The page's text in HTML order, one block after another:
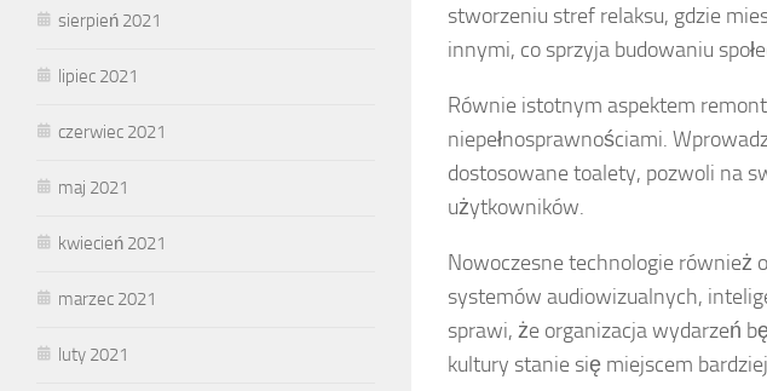
stworzeniu stref relaksu, gdzie
innymi, co sprzyja budowaniu
Równie istotnym aspektem
niepełnosprawnościami.
dostosowane toalety, pozwoli na
użytkowników.
Nowoczesne technologie również
systemów audiowizualnych,
sprawi, że organizacja wydarzeń
kultury stanie się miejscem
sierpień 2021
lipiec 2021
czerwiec 2021
maj 2021
kwiecień 2021
marzec 2021
luty 2021